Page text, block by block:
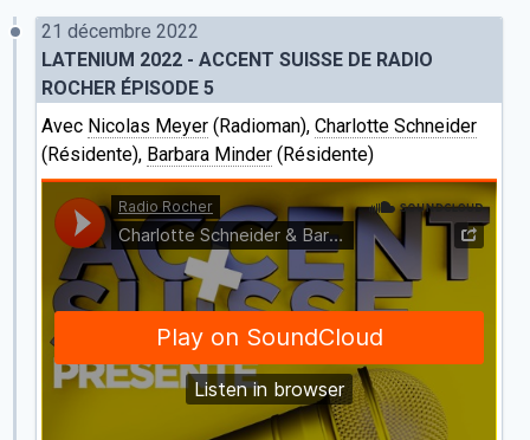
21 décembre 2022
LATENIUM 2022 - ACCENT SUISSE DE RADIO
ROCHER ÉPISODE 5
Avec Nicolas Meyer (Radioman), Charlotte Schneider
(Résidente), Barbara Minder (Résidente)